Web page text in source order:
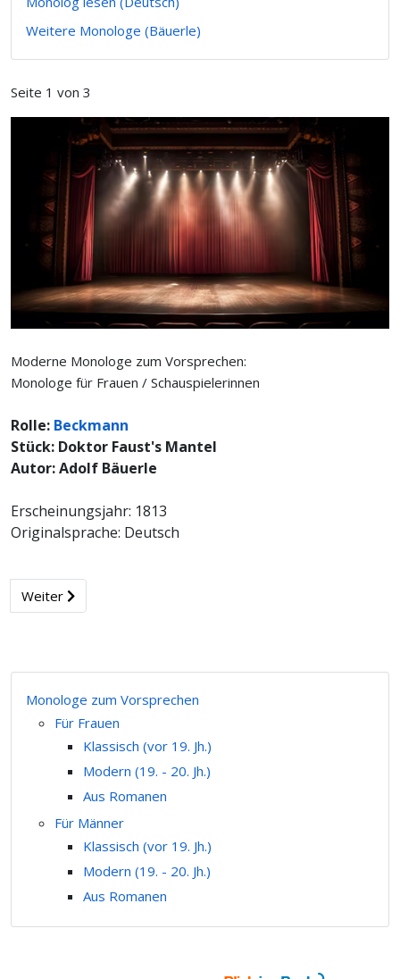
Weitere Monologe (Bäuerle)
Seite 1 von 3
Moderne Monologe zum Vorsprechen:
Monologe für Frauen / Schauspielerinnen
Rolle: Beckmann
Stück: Doktor Faust's Mantel
Autor: Adolf Bäuerle
Erscheinungsjahr: 1813
Originalsprache: Deutsch
Weiter
Monologe zum Vorsprechen
Für Frauen
Klassisch (vor 19. Jh.)
Modern (19. - 20. Jh.)
Aus Romanen
Für Männer
Klassisch (vor 19. Jh.)
Modern (19. - 20. Jh.)
Aus Romanen